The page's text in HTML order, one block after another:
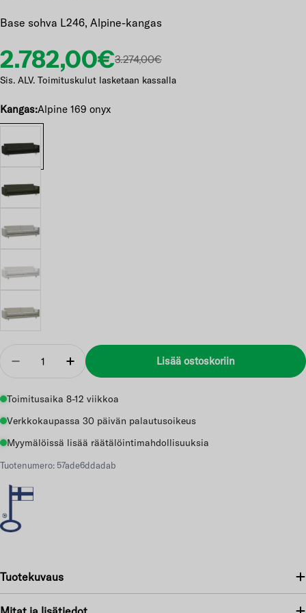
Base sohva L246, Alpine-kangas
Etuhinta
2.782,00€
Normaalihinta
3.274,00€
Sis. ALV. Toimituskulut lasketaan kassalla
Kangas:Alpine 169 onyx
Vähennä Lisää
Lisää ostoskoriin
Toimitusaika 8-12 viikkoa
Verkkokaupassa 30 päivän palautusoikeus
Myymälöissä lisää räätälöintimahdollisuuksia
Tuotenumero: 57ade6ddadab
Tuotekuvaus